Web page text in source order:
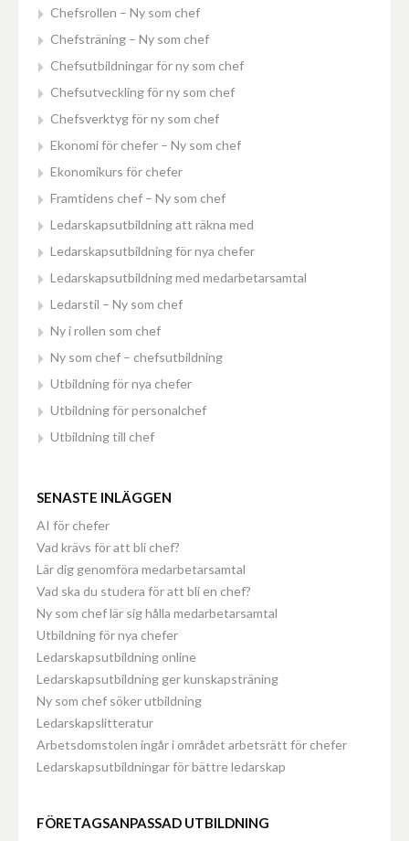
Chefsrollen – Ny som chef
Chefsträning – Ny som chef
Chefsutbildningar för ny som chef
Chefsutveckling för ny som chef
Chefsverktyg för ny som chef
Ekonomi för chefer – Ny som chef
Ekonomikurs för chefer
Framtidens chef – Ny som chef
Ledarskapsutbildning att räkna med
Ledarskapsutbildning för nya chefer
Ledarskapsutbildning med medarbetarsamtal
Ledarstil – Ny som chef
Ny i rollen som chef
Ny som chef – chefsutbildning
Utbildning för nya chefer
Utbildning för personalchef
Utbildning till chef
SENASTE INLÄGGEN
AI för chefer
Vad krävs för att bli chef?
Lär dig genomföra medarbetarsamtal
Vad ska du studera för att bli en chef?
Ny som chef lär sig hålla medarbetarsamtal
Utbildning för nya chefer
Ledarskapsutbildning online
Ledarskapsutbildning ger kunskapsträning
Ny som chef söker utbildning
Ledarskapslitteratur
Arbetsdomstolen ingår i området arbetsrätt för chefer
Ledarskapsutbildningar för bättre ledarskap
FÖRETAGSANPASSAD UTBILDNING